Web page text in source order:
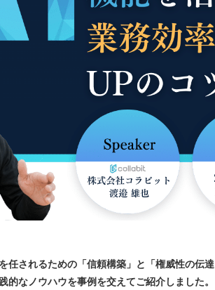
任されるための「信頼構築」と「権威性の伝
的なノウハウを事例を交えてご紹介しました。